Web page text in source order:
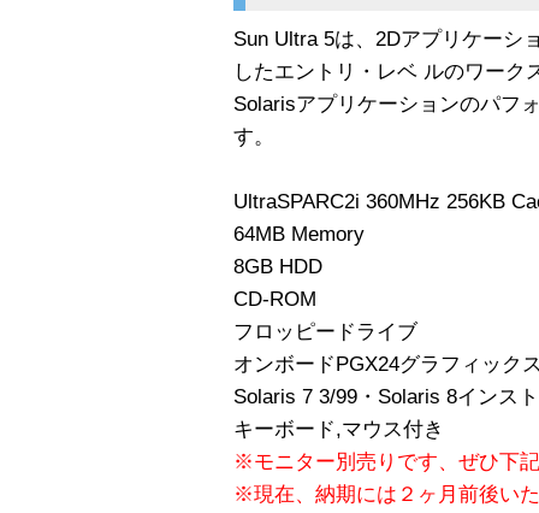
Sun Ultra 5は、2Dアプリケーシ
したエントリ・レベ ルのワーク
Solarisアプリケーションのパフ
す。
UltraSPARC2i 360MHz 256KB
64MB Memory
8GB HDD
CD-ROM
フロッピードライブ
オンボードPGX24グラフィック
Solaris 7 3/99・Solaris 8インス
キーボード,マウス付き
※モニター別売りです、ぜひ下
※現在、納期には２ヶ月前後い